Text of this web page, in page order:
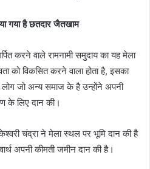
गया है छतदार जैतखाम
करने वाले रामनामी समुदाय का यह मेला
को विकसित करने वाला होता है, इसका
जो अन्य समाज के है उन्होंने अपनी
के लिए दान की।
चंद्रा ने मेला स्थल पर भूमि दान की है
अपनी कीमती जमीन दान की है।